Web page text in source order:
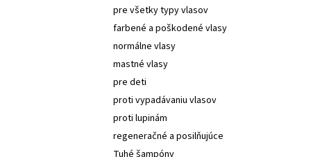
pre všetky typy vlasov
farbené a poškodené vlasy
normálne vlasy
mastné vlasy
pre deti
proti vypadávaniu vlasov
proti lupinám
regeneračné a posilňujúce
Tuhé šampóny